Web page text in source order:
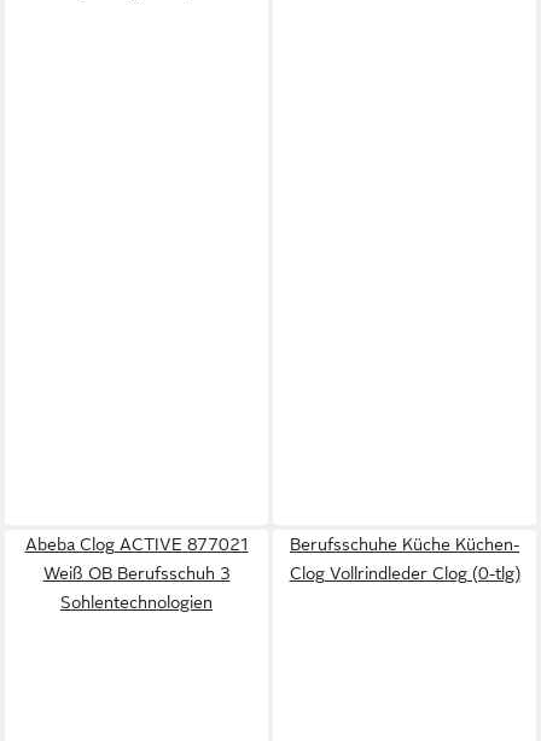
Abeba Clog ACTIVE 877021
Weiß OB Berufsschuh 3
Sohlentechnologien
Berufsschuhe Küche Küchen-
Clog Vollrindleder Clog (0-tlg)